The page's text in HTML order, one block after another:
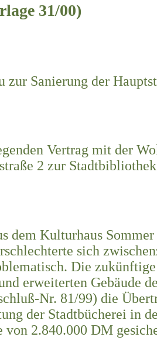
31/00)
zur Sanierung der
Vertrag mit der
2 zur
dem Kulturhaus
sich
Die
erweiterten Gebäude
Nr. 81/99) die
der Stadtbücherei in
2.840.000 DM